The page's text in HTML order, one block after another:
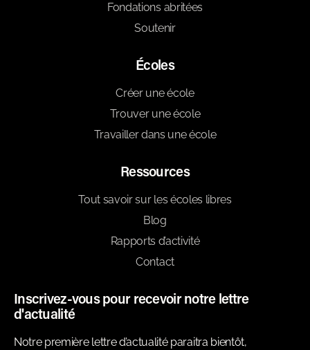
Fondations abritées
Soutenir
Écoles
Créer une école
Trouver une école
Travailler dans une école
Ressources
Tout savoir sur les écoles libres
Blog
Rapports d’activité
Contact
Inscrivez-vous pour recevoir notre lettre
d'actualité
Notre première lettre d’actualité paraitra bientôt,